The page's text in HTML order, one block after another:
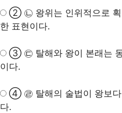
② ㉡ 왕위는 인위적으로 획
한 표현이다.
③ ㉢ 탈해와 왕이 본래는
이다.
④ ㉣ 탈해의 술법이 왕보다
다.